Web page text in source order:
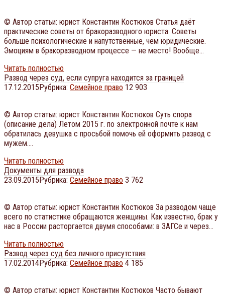
© Автор статьи: юрист Константин Костюков Статья даёт
практические советы от бракоразводного юриста. Советы
больше психологические и напутственные, чем юридические.
Эмоциям в бракоразводном процессе — не место! Вообще…
Читать полностью
Развод через суд, если супруга находится за границей
17.12.2015Рубрика: Семейное право 12 903
© Автор статьи: юрист Константин Костюков Суть спора
(описание дела) Летом 2015 г. по электронной почте к нам
обратилась девушка с просьбой помочь ей оформить развод с
мужем….
Читать полностью
Документы для развода
23.09.2015Рубрика: Семейное право 3 762
© Автор статьи: юрист Константин Костюков За разводом чаще
всего по статистике обращаются женщины. Как известно, брак у
нас в России расторгается двумя способами: в ЗАГСе и через…
Читать полностью
Развод через суд без личного присутствия
17.02.2014Рубрика: Семейное право 4 185
© Автор статьи: юрист Константин Костюков Часто бывают